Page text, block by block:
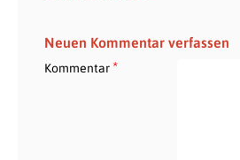
Neuen Kommentar verfassen
Kommentar*